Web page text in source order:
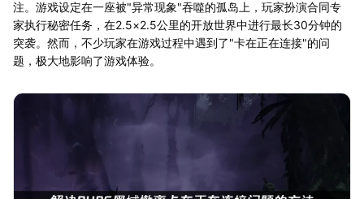
注。游戏设定在一座被"异常现象"吞噬的孤岛上，玩家扮演合同专
家执行秘密任务，在2.5×2.5公里的开放世界中进行最长30分钟的
突袭。然而，不少玩家在游戏过程中遇到了"卡在正在连接"的问
题，极大地影响了游戏体验。